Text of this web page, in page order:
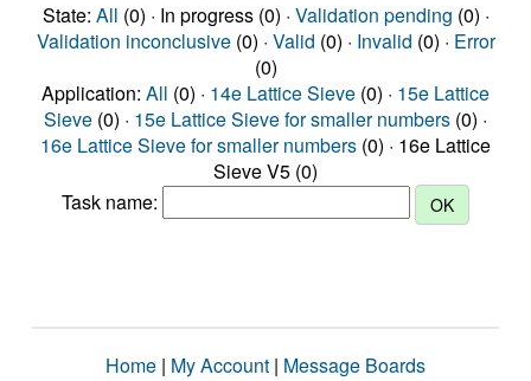
State: All (0) · In progress (0) · Validation pending (0) ·
Validation inconclusive(0) · Valid (0) · Invalid (0) · Error
(0)
Application: All (0) · 14e Lattice Sieve (0) · 15e Lattice
Sieve (0) · 15e Lattice Sieve for smaller numbers (0) ·
16e Lattice Sieve for smaller numbers (0) · 16e Lattice
Sieve V5 (0)
Task name:
Home | My Account | Message Boards